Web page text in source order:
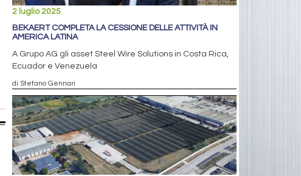
2 luglio 2025
BEKAERT COMPLETA LA CESSIONE DELLE ATTIVITÀ IN
AMERICA LATINA
A Grupo AG gli asset Steel Wire Solutions in Costa Rica,
Ecuador e Venezuela
di Stefano Gennari